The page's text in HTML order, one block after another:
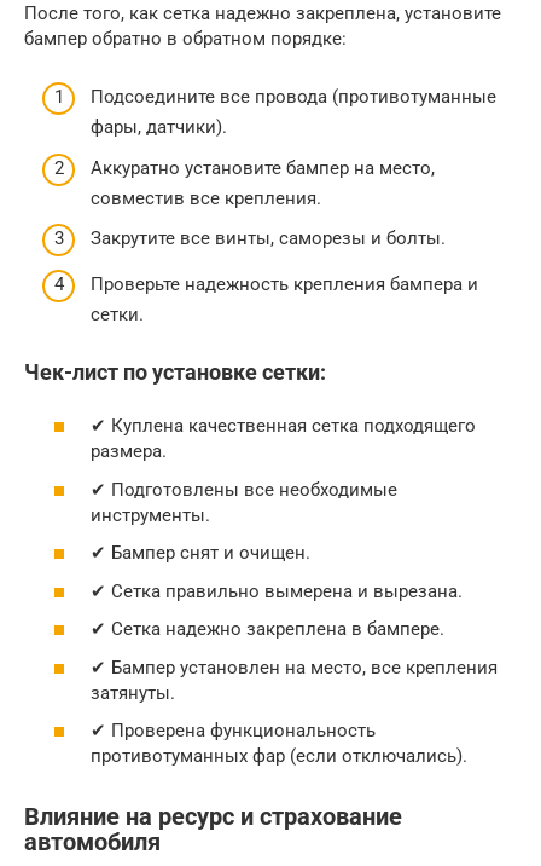
После того, как сетка надежно закреплена, установите
бампер обратно в обратном порядке:
Подсоедините все провода (противотуманные
фары, датчики).
Аккуратно установите бампер на место,
совместив все крепления.
Закрутите все винты, саморезы и болты.
Проверьте надежность крепления бампера и
сетки.
Чек-лист по установке сетки:
✔ Куплена качественная сетка подходящего
размера.
✔ Подготовлены все необходимые
инструменты.
✔ Бампер снят и очищен.
✔ Сетка правильно вымерена и вырезана.
✔ Сетка надежно закреплена в бампере.
✔ Бампер установлен на место, все крепления
затянуты.
✔ Проверена функциональность
противотуманных фар (если отключались).
Влияние на ресурс и страхование
автомобиля